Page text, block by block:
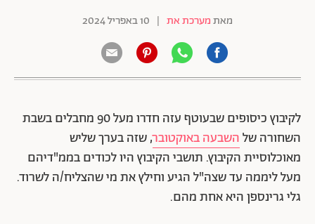
מאתמערכת את | 10 באפריל 2024
לקיבוץ כיסופים שבעוטף עזה חדרו מעל 90 מחבלים בשבת
השחורה שלהשבעה באוקטובר, שזה בערך שליש
מאוכלוסיית הקיבוץ. תושבי הקיבוץ היו לכודים בממ"דיהם
מעל ליממה עד שצה"ל הגיע וחילץ את מי שהצליח/ה לשרוד.
גלי גרינספן היא אחת מהם.